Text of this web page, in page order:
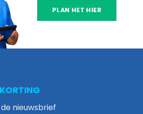
PLAN HET HIER
nieuwsbrief